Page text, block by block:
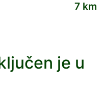
7 km
je u